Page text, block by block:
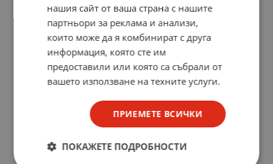
нашия сайт от ваша страна с нашите
партньори за реклама и анализи,
които може да я комбинират с друга
информация, която сте им
предоставили или която са събрали от
вашето използване на техните услуги.
ПРИЕМЕТЕ ВСИЧКИ
ПОКАЖЕТЕ ПОДРОБНОСТИ